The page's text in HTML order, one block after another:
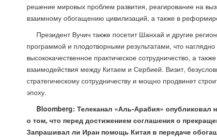
решение мировых проблем развития, реагирование на
взаимному обогащению цивилизаций, а также в
Президент Вучич также посетит Шанхай и другие
программой и плодотворными результатами, что
высококачественное практическое сотрудничество, а
взаимодействия между Китаем и Сербией. Визит,
стратегическому сотрудничеству и мощно продвинет
эпоху.
Bloomberg: Телеканал «Аль-Арабия»
о том, что перед достижением соглашения о
Запрашивал ли Иран помощь Китая в передаче